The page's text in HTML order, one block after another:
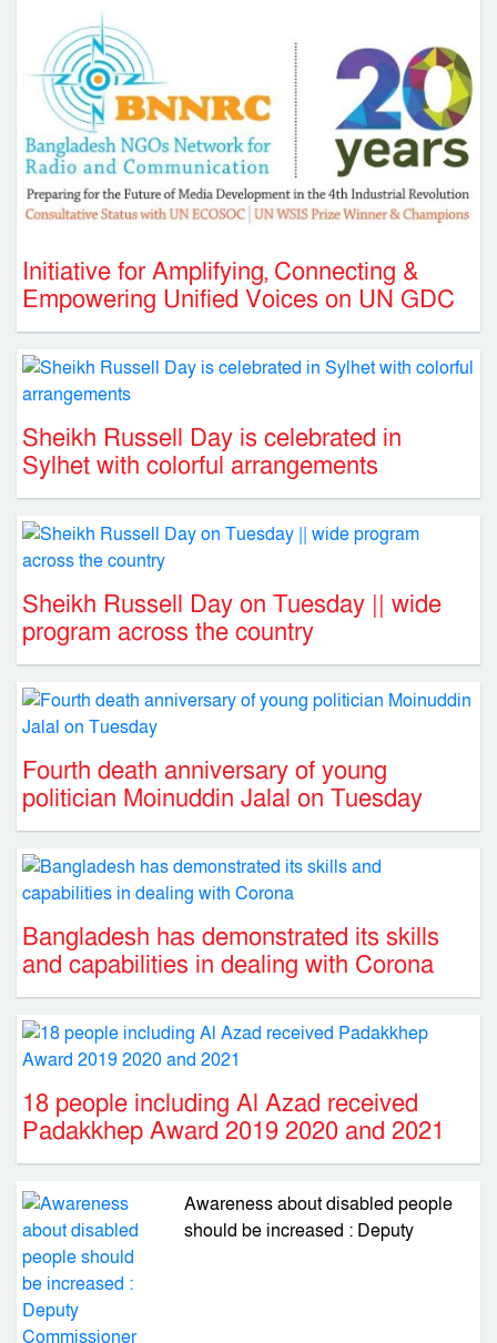
Initiative for Amplifying, Connecting &
Empowering Unified Voices on UN GDC
Sheikh Russell Day is celebrated in
Sylhet with colorful arrangements
Sheikh Russell Day on Tuesday || wide
program across the country
Fourth death anniversary of young
politician Moinuddin Jalal on Tuesday
Bangladesh has demonstrated its skills
and capabilities in dealing with Corona
18 people including Al Azad received
Padakkhep Award 2019 2020 and 2021
Awareness about disabled people
should be increased : Deputy